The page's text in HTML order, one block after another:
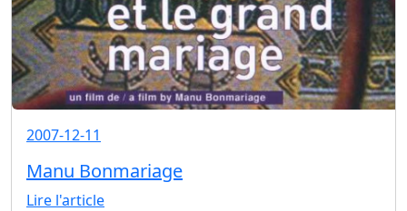
2007-12-11
Manu Bonmariage
Lire l'article